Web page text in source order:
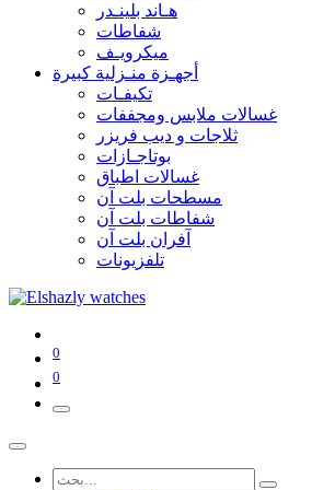
هـاند بلينـدر
شفاطات
ميكرويـف
أجهـزة منـزلية كبيرة
تكيفـات
غسالات ملابس ومجففات
ثلاجات و ديب فريزر
بوتاجـازات
غسالات اطباق
مسطحات بلت آن
شفاطات بلت آن
آفران بلت آن
تلفزيونات
0
0